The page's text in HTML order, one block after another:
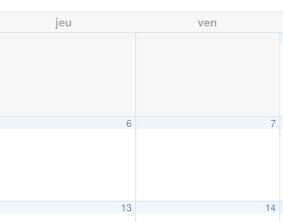
jeu ven
6 7
13 14